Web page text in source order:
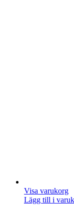
Visa varukorg
Lägg till i